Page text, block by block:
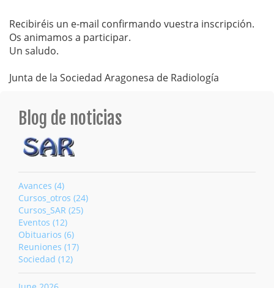
Recibiréis un e-mail confirmando vuestra inscripción.
Os animamos a participar.
Un saludo.
Junta de la Sociedad Aragonesa de Radiología
Blog de noticias
Avances (4)
Cursos_otros (24)
Cursos_SAR (25)
Eventos (12)
Obituarios (6)
Reuniones (17)
Sociedad (12)